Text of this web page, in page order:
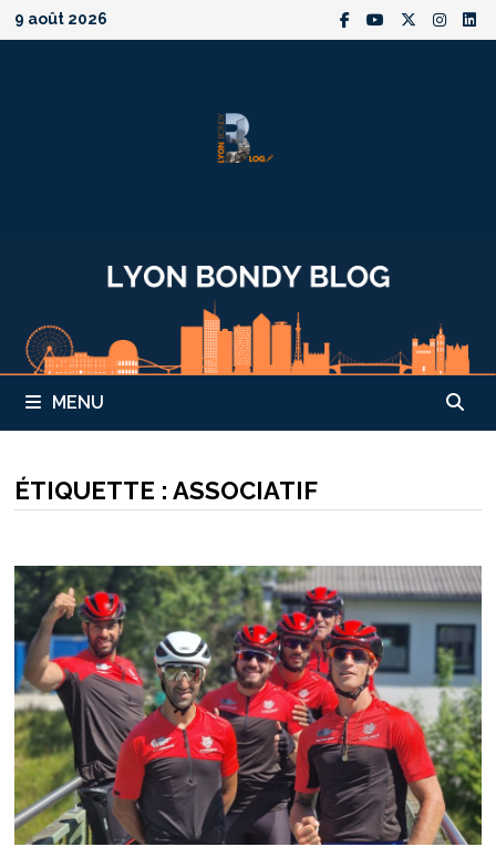
Passer
au
9 août 2026
MENU
ÉTIQUETTE : ASSOCIATIF